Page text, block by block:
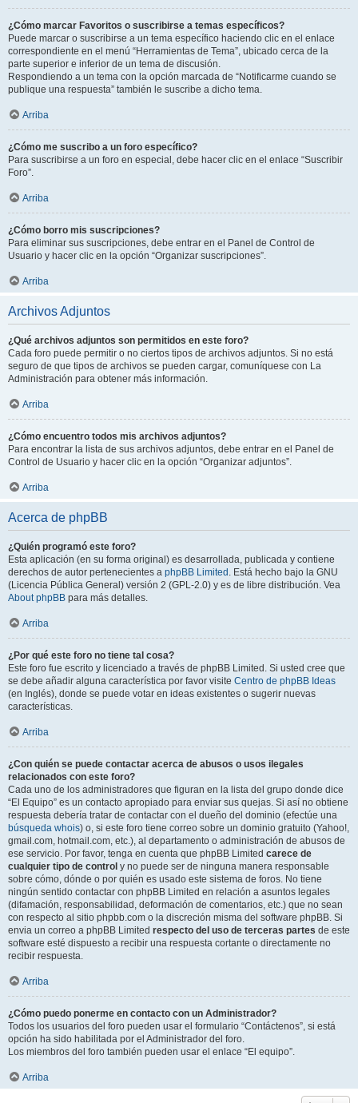
¿Cómo marcar Favoritos o suscribirse a temas específicos?
Puede marcar o suscribirse a un tema específico haciendo clic en el enlace
correspondiente en el menú “Herramientas de Tema”, ubicado cerca de la
parte superior e inferior de un tema de discusión.
Respondiendo a un tema con la opción marcada de “Notificarme cuando se
publique una respuesta” también le suscribe a dicho tema.
Arriba
¿Cómo me suscribo a un foro específico?
Para suscribirse a un foro en especial, debe hacer clic en el enlace “Suscribir
Foro”.
Arriba
¿Cómo borro mis suscripciones?
Para eliminar sus suscripciones, debe entrar en el Panel de Control de
Usuario y hacer clic en la opción “Organizar suscripciones”.
Arriba
Archivos Adjuntos
¿Qué archivos adjuntos son permitidos en este foro?
Cada foro puede permitir o no ciertos tipos de archivos adjuntos. Si no está
seguro de que tipos de archivos se pueden cargar, comuníquese con La
Administración para obtener más información.
Arriba
¿Cómo encuentro todos mis archivos adjuntos?
Para encontrar la lista de sus archivos adjuntos, debe entrar en el Panel de
Control de Usuario y hacer clic en la opción “Organizar adjuntos”.
Arriba
Acerca de phpBB
¿Quién programó este foro?
Esta aplicación (en su forma original) es desarrollada, publicada y contiene
derechos de autor pertenecientes a phpBB Limited . Está hecho bajo la GNU
(Licencia Pública General) versión 2 (GPL-2.0) y es de libre distribución. Vea
About phpBB para más detalles.
Arriba
¿Por qué este foro no tiene tal cosa?
Este foro fue escrito y licenciado a través de phpBB Limited. Si usted cree que
se debe añadir alguna característica por favor visite Centro de phpBB Ideas
(en Inglés), donde se puede votar en ideas existentes o sugerir nuevas
características.
Arriba
¿Con quién se puede contactar acerca de abusos o usos ilegales
relacionados con este foro?
Cada uno de los administradores que figuran en la lista del grupo donde dice
“El Equipo” es un contacto apropiado para enviar sus quejas. Si así no obtiene
respuesta debería tratar de contactar con el dueño del dominio (efectúe una
búsqueda whois) o, si este foro tiene correo sobre un dominio gratuito (Yahoo!,
gmail.com, hotmail.com, etc.), al departamento o administración de abusos de
ese servicio. Por favor, tenga en cuenta que phpBB Limited carece de
cualquier tipo de control y no puede ser de ninguna manera responsable
sobre cómo, dónde o por quién es usado este sistema de foros. No tiene
ningún sentido contactar con phpBB Limited en relación a asuntos legales
(difamación, responsabilidad, deformación de comentarios, etc.) que no sean
con respecto al sitio phpbb.com o la discreción misma del software phpBB. Si
envia un correo a phpBB Limited respecto del uso de terceras partes de este
software esté dispuesto a recibir una respuesta cortante o directamente no
recibir respuesta.
Arriba
¿Cómo puedo ponerme en contacto con un Administrador?
Todos los usuarios del foro pueden usar el formulario “Contáctenos”, si está
opción ha sido habilitada por el Administrador del foro.
Los miembros del foro también pueden usar el enlace “El equipo”.
Arriba